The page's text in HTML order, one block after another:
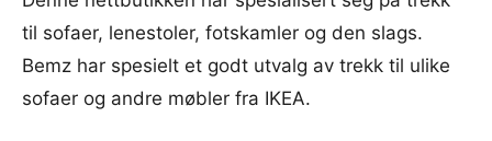
til sofaer, lenestoler, fotskamler og den slags.
Bemz har spesielt et godt utvalg av trekk til ulike
sofaer og andre møbler fra IKEA.